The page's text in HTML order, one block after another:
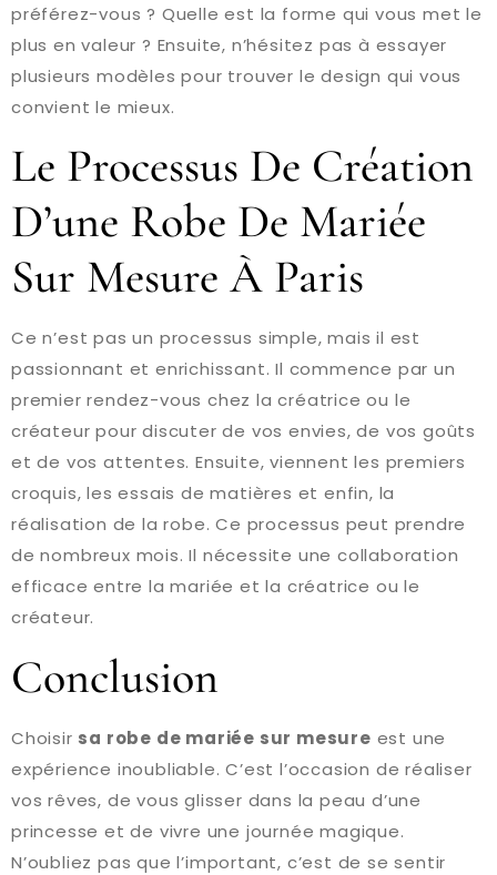
préférez-vous ? Quelle est la forme qui vous met le
plus en valeur ? Ensuite, n’hésitez pas à essayer
plusieurs modèles pour trouver le design qui vous
convient le mieux.
Le Processus De Création
D’une Robe De Mariée
Sur Mesure À Paris
Ce n’est pas un processus simple, mais il est
passionnant et enrichissant. Il commence par un
premier rendez-vous chez la créatrice ou le
créateur pour discuter de vos envies, de vos goûts
et de vos attentes. Ensuite, viennent les premiers
croquis, les essais de matières et enfin, la
réalisation de la robe. Ce processus peut prendre
de nombreux mois. Il nécessite une collaboration
efficace entre la mariée et la créatrice ou le
créateur.
Conclusion
Choisir sa robe de mariée sur mesure est une
expérience inoubliable. C’est l’occasion de réaliser
vos rêves, de vous glisser dans la peau d’une
princesse et de vivre une journée magique.
N’oubliez pas que l’important, c’est de se sentir